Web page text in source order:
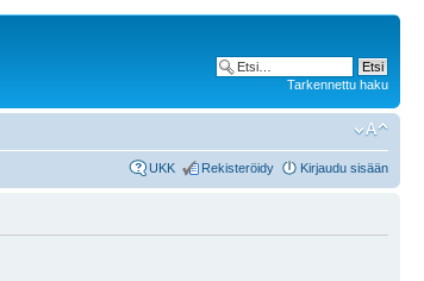
Tarkennettu haku
UKK Rekisteröidy Kirjaudu sisään